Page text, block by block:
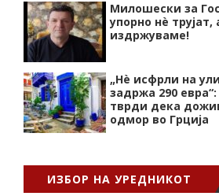
Милошески за
упорно нѐ
издржуваме!
„Нѐ исфрли на
задржа 290
тврди дека
одмор во Грција
ИЗБОР НА УРЕДНИКОТ